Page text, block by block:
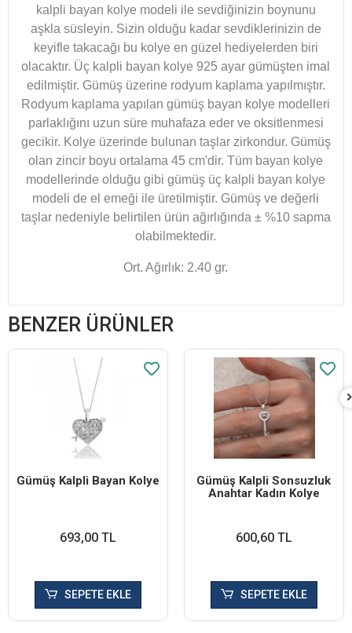
kalpli bayan kolye modeli ile sevdiğinizin boynunu
aşkla süsleyin. Sizin olduğu kadar sevdiklerinizin de
keyifle takacağı bu kolye en güzel hediyelerden biri
olacaktır. Üç kalpli bayan kolye 925 ayar gümüşten imal
edilmiştir. Gümüş üzerine rodyum kaplama yapılmıştır.
Rodyum kaplama yapılan gümüş bayan kolye modelleri
parlaklığını uzun süre muhafaza eder ve oksitlenmesi
gecikir. Kolye üzerinde bulunan taşlar zirkondur. Gümüş
olan zincir boyu ortalama 45 cm'dir. Tüm bayan kolye
modellerinde olduğu gibi gümüş üç kalpli bayan kolye
modeli de el emeği ile üretilmiştir. Gümüş ve değerli
taşlar nedeniyle belirtilen ürün ağırlığında ± %10 sapma
olabilmektedir.
Ort. Ağırlık: 2.40 gr.
BENZER ÜRÜNLER
Gümüş Kalpli Bayan Kolye
693,00 TL
SEPETE EKLE
Gümüş Kalpli Sonsuzluk
Anahtar Kadın Kolye
600,60 TL
SEPETE EKLE